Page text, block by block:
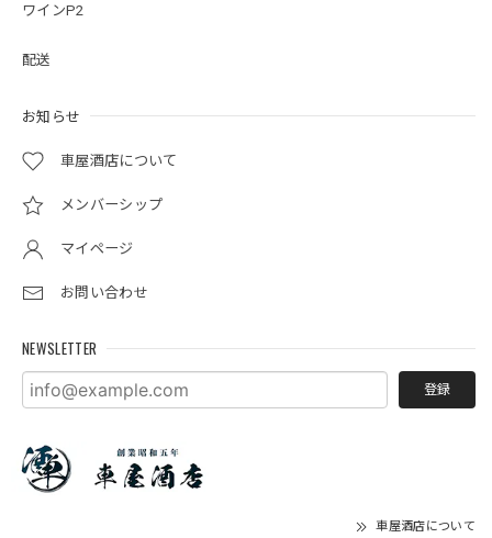
ワインP2
配送
お知らせ
車屋酒店について
メンバーシップ
マイページ
お問い合わせ
NEWSLETTER
登録
車屋酒店について